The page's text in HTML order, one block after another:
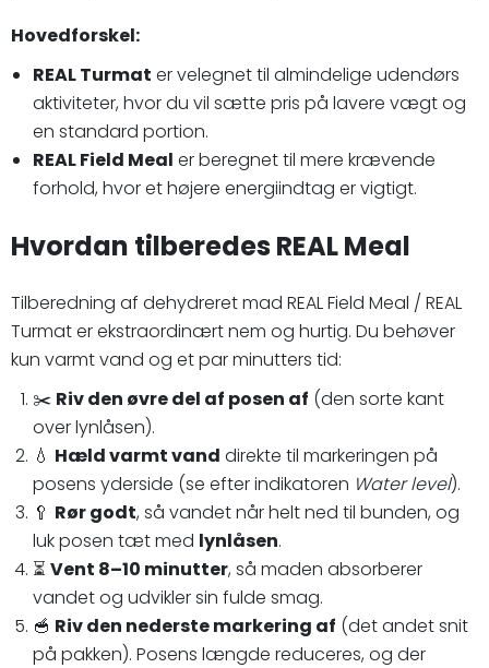
Hovedforskel:
REAL Turmat er velegnet til almindelige udendørs
aktiviteter, hvor du vil sætte pris på lavere vægt og
en standard portion.
REAL Field Meal er beregnet til mere krævende
forhold, hvor et højere energiindtag er vigtigt.
Hvordan tilberedes REAL Meal
Tilberedning af dehydreret mad REAL Field Meal / REAL
Turmat er ekstraordinært nem og hurtig. Du behøver
kun varmt vand og et par minutters tid:
✂️ Riv den øvre del af posen af (den sorte kant
over lynlåsen).
💧 Hæld varmt vand direkte til markeringen på
posens yderside (se efter indikatoren Water level).
🥄 Rør godt, så vandet når helt ned til bunden, og
luk posen tæt med lynlåsen.
⏳ Vent 8–10 minutter, så maden absorberer
vandet og udvikler sin fulde smag.
🥣 Riv den nederste markering af (det andet snit
på pakken). Posens længde reduceres, og der